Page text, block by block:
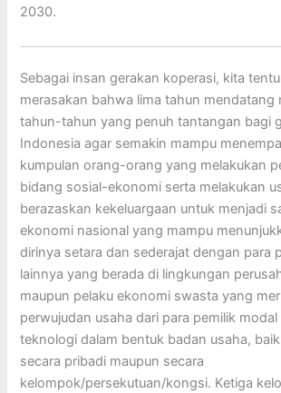
2030.
Sebagai insan gerakan koperasi, kita
merasakan bahwa lima tahun mendatang
tahun-tahun yang penuh tantangan bagi
Indonesia agar semakin mampu
kumpulan orang-orang yang melakukan
bidang sosial-ekonomi serta melakukan
berazaskan kekeluargaan untuk menjadi
ekonomi nasional yang mampu
dirinya setara dan sederajat dengan para
lainnya yang berada di lingkungan
maupun pelaku ekonomi swasta yang
perwujudan usaha dari para pemilik
teknologi dalam bentuk badan usaha,
secara pribadi maupun secara
kelompok/persekutuan/kongsi. Ketiga